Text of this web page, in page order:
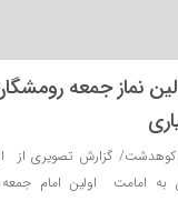
نماز جمعه
گزارش تصویری از
به امامت اولین امام